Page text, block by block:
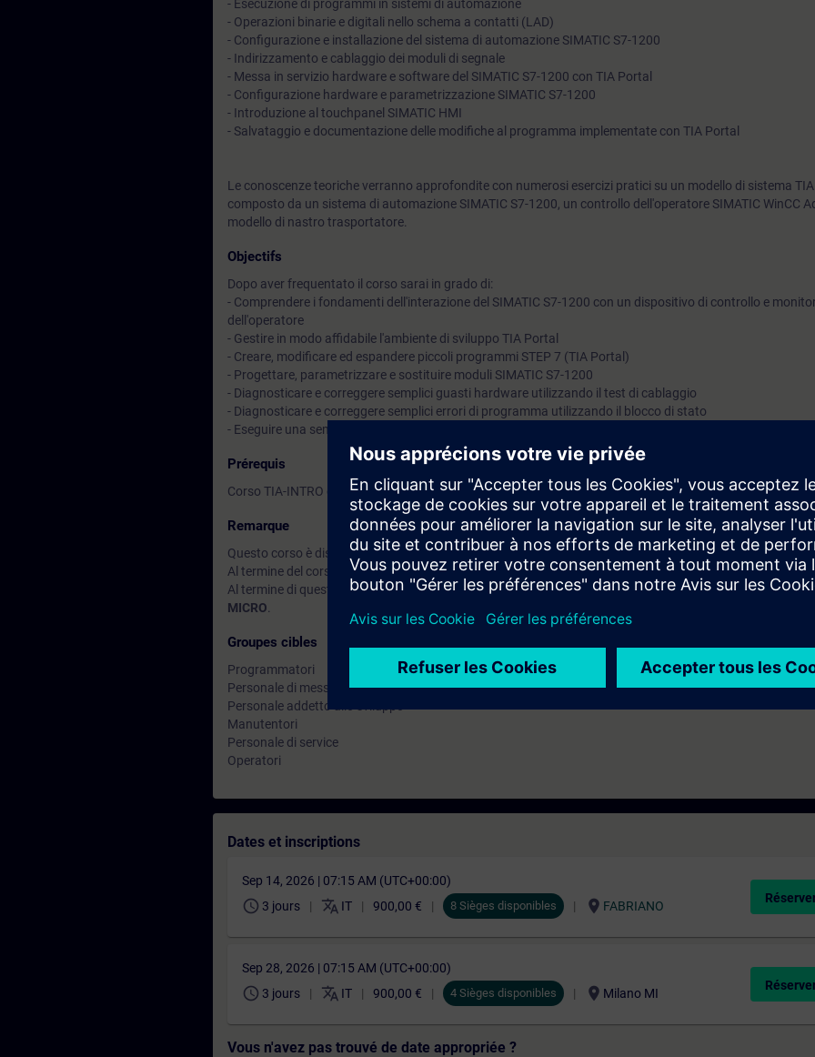
dell'operatore.
- Esecuzione di programmi in sistemi di automazione
- Operazioni binarie e digitali nello schema a contatti (LAD)
- Configurazione e installazione del sistema di automazione SIMATIC S7-1200
- Indirizzamento e cablaggio dei moduli di segnale
- Messa in servizio hardware e software del SIMATIC S7-1200 con TIA Portal
- Configurazione hardware e parametrizzazione SIMATIC S7-1200
- Introduzione al touchpanel SIMATIC HMI
- Salvataggio e documentazione delle modifiche al programma implementate con TIA Portal
Le conoscenze teoriche verranno approfondite con numerosi esercizi pratici su un modello di sistema
composto da un sistema di automazione SIMATIC S7-1200, un controllo dell'operatore SIMATIC WinCC
modello di nastro trasportatore.
Objectifs
Dopo aver frequentato il corso sarai in grado di:
- Comprendere i fondamenti dell'interazione del SIMATIC S7-1200 con un dispositivo di controllo e
dell'operatore
- Gestire in modo affidabile l'ambiente di sviluppo TIA Portal
- Creare, modificare ed espandere piccoli programmi STEP 7 (TIA Portal)
- Progettare, parametrizzare e sostituire moduli SIMATIC S7-1200
- Diagnosticare e correggere semplici guasti hardware utilizzando il test di cablaggio
- Diagnosticare e correggere semplici errori di programma utilizzando il blocco di stato
- Eseguire una semplice messa in servizio del sistema di automazione SIMATIC S7-1200
Prérequis
Corso TIA-INTRO o equivalenti conoscenze base dei sistemi di automazione.
Remarque
Questo corso è disponibile anche in modalità Virtual Classroom.
Al termine del corso puoi approfondire gli argomenti trattati tramite il nostroSIE-learning 4.0: SIE-
Al termine di questo corso puoi conseguire, dopo una prova di valutazione, ilSITRAIN Italian
MICRO
Groupes cibles
Programmatori
Personale di messa in servizio
Personale addetto allo sviluppo
Manutentori
Personale di service
Operatori
Dates et inscriptions
Sep 14, 2026 | 07:15 AM (UTC+00:00)
schedule 3 jours translate IT 900,00 € 8 Sièges disponibles location_on FABRIANO
Sep 28, 2026 | 07:15 AM (UTC+00:00)
schedule 3 jours translate IT 900,00 € 4 Sièges disponibles location_on Milano MI
Vous n'avez pas trouvé de date appropriée ?